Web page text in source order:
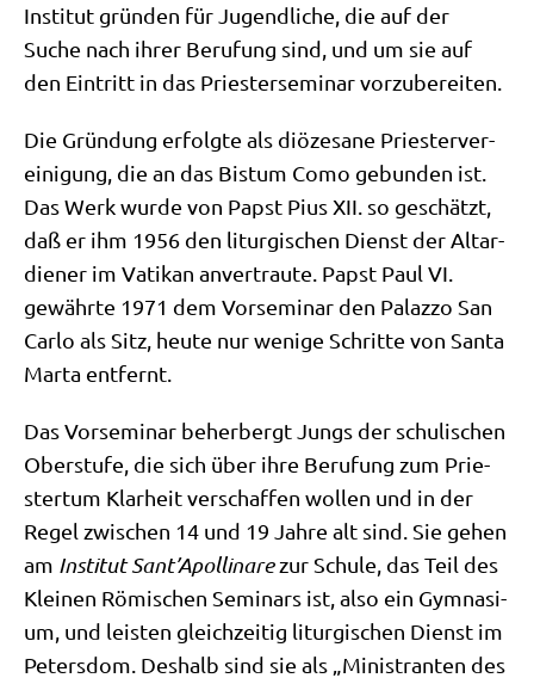
Insti­tut grün­den für Jugend­li­che, die auf der
Suche nach ihrer Beru­fung sind, und um sie auf
den Ein­tritt in das Prie­ster­se­mi­nar vorzubereiten.
Die Grün­dung erfolg­te als diö­ze­sa­ne Prie­ster­ver­
ei­ni­gung, die an das Bis­tum Como gebun­den ist.
Das Werk wur­de von Papst Pius XII. so geschätzt,
daß er ihm 1956 den lit­ur­gi­schen Dienst der Altar­
die­ner im Vati­kan anver­trau­te. Papst Paul VI.
gewähr­te 1971 dem Vor­se­mi­nar den Palaz­zo San
Car­lo als Sitz, heu­te nur weni­ge Schrit­te von San­ta
Mar­ta entfernt.
Das Vor­se­mi­nar beher­bergt Jungs der schu­li­schen
Ober­stu­fe, die sich über ihre Beru­fung zum Prie­
ster­tum Klar­heit ver­schaf­fen wol­len und in der
Regel zwi­schen 14 und 19 Jah­re alt sind. Sie gehen
am Insti­tut Sant’Apollinarezur Schu­le, das Teil des
Klei­nen Römi­schen Semi­nars ist, also ein Gym­na­si­
um, und lei­sten gleich­zei­tig lit­ur­gi­schen Dienst im
Peters­dom. Des­halb sind sie als „Mini­stran­ten des